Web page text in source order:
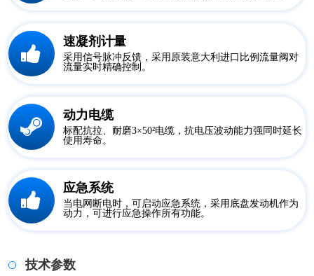
速凝剂计量
采用信号脉冲反馈，采用原装意大利进口比例流量阀对
流量实时精确控制。
动力电缆
标配抗拉、耐磨3×50²电缆，抗电压波动能力强同时延长
使用寿命。
应急系统
当电网断电时，可启动应急系统，采用底盘发动机作为
动力，可进行应急操作所有功能。
技术参数